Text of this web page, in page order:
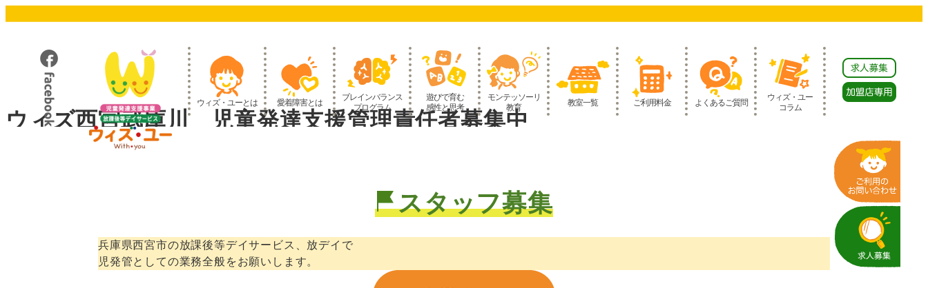
ン
ウィズ・ユーとは 愛着障害とは
ブレインバランス
プログラム
遊びで育む
感性と思考
モンテッソーリ
教育
教室一覧 ご利用料金 よくあるご質問
ウィズ・ユー
コラム
ウィズ西宮武庫川 児童発達支援管理責任者募集中
スタッフ募集
兵庫県西宮市の放課後等デイサービス、放デイで
児発管としての業務全般をお願いします。